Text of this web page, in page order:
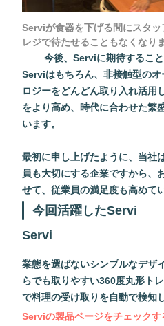
Serviが食器を下げる間にスタ
レジで待たせることもなくなり
今後、Serviに期待するこ
Serviはもちろん、非接触型の
ロジーをどんどん取り入れ活用
をより高め、時代に合わせた繁
います。
最初に申し上げたように、当社
員も大切にする企業ですから、
せて、従業員の満足度も高めて
今回活躍したServi
Servi
業態を選ばないシンプルなデザ
らでも取りやすい360度丸形ト
で料理の受け取りを自動で検知
Serviの製品ページをチェックす